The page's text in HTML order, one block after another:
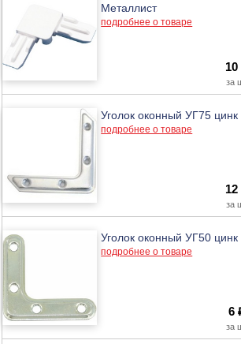
Металлист
подробнее о товаре
10
Уголок оконный УГ75 цинк
подробнее о товаре
12
Уголок оконный УГ50 цинк
подробнее о товаре
6